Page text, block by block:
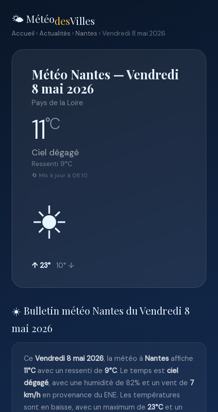
🌤️ MétéodesVilles
Accueil › Actualités › Nantes › Vendredi 8 mai 2026
Météo Nantes — Vendredi
8 mai 2026
Pays de la Loire
11°C
Ciel dégagé
Ressenti 9°C
🔄 Mis à jour à 08:10
☀️
↑ 23° 10° ↓
☀️ Bulletin météo Nantes du Vendredi 8
mai 2026
Ce Vendredi 8 mai 2026, la météo à Nantes affiche
11°Cavec un ressenti de 9°C. Le temps est ciel
dégagé, avec une humidité de 82% et un vent de 7
km/h en provenance du ENE. Les températures
sont en baisse, avec un maximum de 23°Cet un